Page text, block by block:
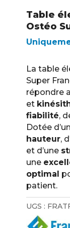
Table
Ostéo
La table
Super
répondre
et
fiabilité,
Dotée d’un
hauteur,
et d’une
une
optimal
patient.
UGS :